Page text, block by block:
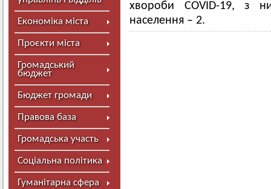
Економіка міста
Проєкти міста
Громадський
бюджет
Бюджет громади
Правова база
Громадська участь
Соціальна політика
Гуманітарна сфера
хвороби COVID-19, з
населення – 2.